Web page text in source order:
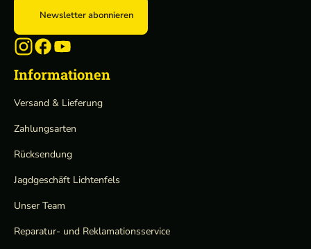
Newsletter abonnieren
Informationen
Versand & Lieferung
Zahlungsarten
Rücksendung
Jagdgeschäft Lichtenfels
Unser Team
Reparatur- und Reklamationsservice